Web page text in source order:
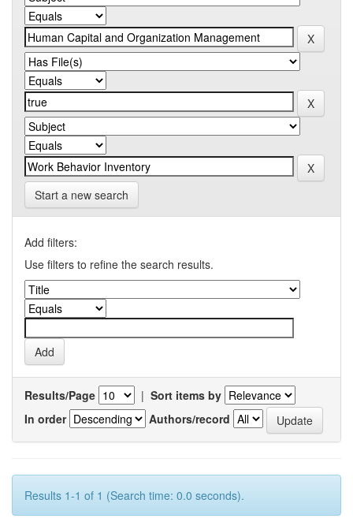
Start a new search
Add filters:
Use filters to refine the search results.
Results/Page | Sort items by
In order
Authors/record
Results 1-1 of 1 (Search time: 0.0 seconds).